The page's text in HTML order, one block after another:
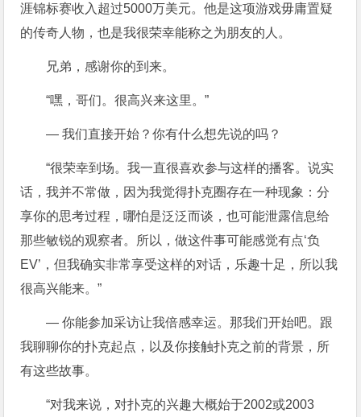
涯锦标赛收入超过5000万美元。他是这项游戏毋庸置疑
的传奇人物，也是我很荣幸能称之为朋友的人。
兄弟，感谢你的到来。
“嘿，哥们。很高兴来这里。”
— 我们直接开始？你有什么想先说的吗？
“很荣幸到场。我一直很喜欢参与这样的播客。说实
话，我并不常做，因为我觉得扑克圈存在一种现象：分
享你的思考过程，哪怕是泛泛而谈，也可能泄露信息给
那些敏锐的观察者。所以，做这件事可能感觉有点‘负
EV’，但我确实非常享受这样的对话，乐趣十足，所以我
很高兴能来。”
— 你能参加采访让我倍感幸运。那我们开始吧。跟
我聊聊你的扑克起点，以及你接触扑克之前的背景，所
有这些故事。
“对我来说，对扑克的兴趣大概始于2002或2003